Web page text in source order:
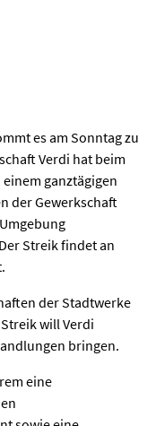
es am Sonntag zu
Verdi hat beim
ganztägigen
der Gewerkschaft
Streik findet an
der Stadtwerke
will Verdi
bringen.
eine